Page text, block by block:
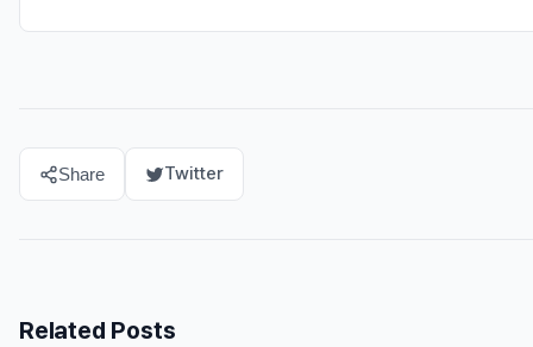
Share Twitter
Related Posts